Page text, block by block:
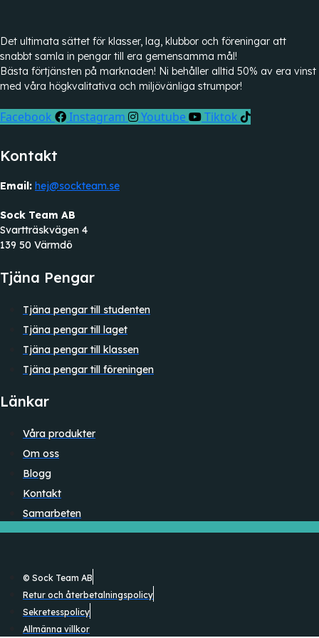
Det ultimata sättet för klasser, lag, klubbor och föreningar att
snabbt samla in pengar till era gemensamma mål!
Bästa förtjänsten på marknaden! Ni behåller alltid 50% av era vinst
med våra högkvalitativa och miljövänliga strumpor!
Facebook Instagram Youtube Tiktok
Kontakt
Email: hej@sockteam.se
Sock Team AB
Svartträskvägen 4
139 50 Värmdö
Tjäna Pengar
Tjäna pengar till studenten
Tjäna pengar till laget
Tjäna pengar till klassen
Tjäna pengar till föreningen
Länkar
Våra produkter
Om oss
Blogg
Kontakt
Samarbeten
© Sock Team AB
Retur och återbetalningspolicy
Sekretesspolicy
Allmänna villkor